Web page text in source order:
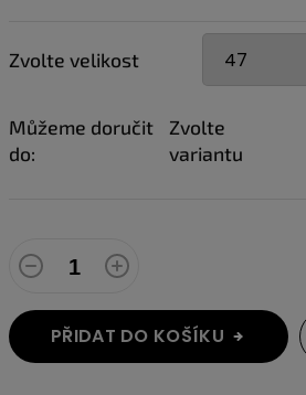
Zvolte velikost
Můžeme doručit
do:
Zvolte
variantu
PŘIDAT DO KOŠÍKU